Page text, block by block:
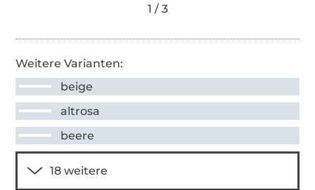
Weitere Varianten:
beige
altrosa
beere